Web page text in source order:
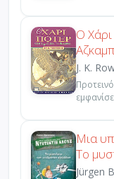
Ο
J. K.
Μια
Το
Jürgen